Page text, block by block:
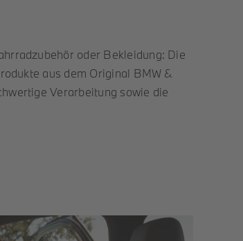
oder Bekleidung: Die
aus dem Original BMW &
Verarbeitung sowie die